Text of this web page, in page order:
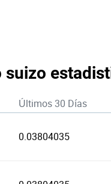
suizo
Últimos 30 Días
0.03804035